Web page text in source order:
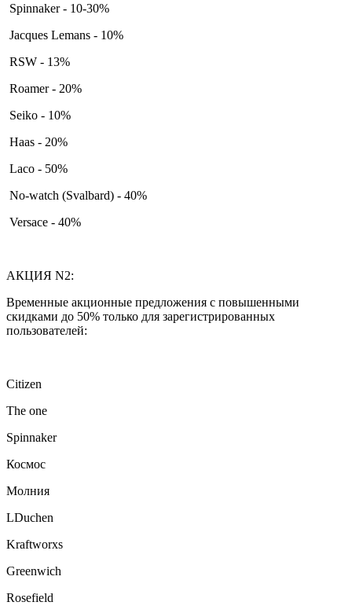
Spinnaker - 10-30%
Jacques Lemans - 10%
RSW - 13%
Roamer - 20%
Seiko - 10%
Haas - 20%
Laco - 50%
No-watch (Svalbard) - 40%
Versace - 40%
АКЦИЯ N2:
Временные акционные предложения с повышенными
скидками до 50% только для зарегистрированных
пользователей:
Citizen
The one
Spinnaker
Космос
Молния
LDuchen
Kraftworxs
Greenwich
Rosefield